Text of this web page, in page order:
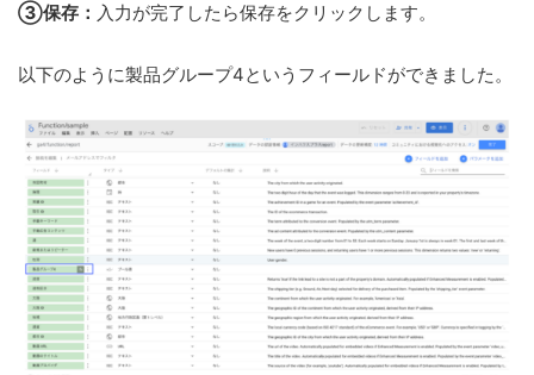
③保存： 入力が完了したら保存をクリックします。
以下のように製品グループ4というフィールドができました。